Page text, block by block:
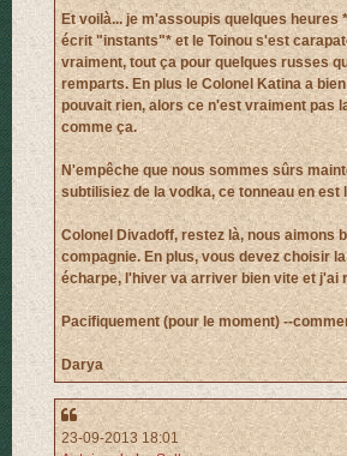
Et voilà... je m'assoupis quelques
écrit "instants"* et le Toinou s'est
vraiment, tout ça pour quelques russes
remparts. En plus le Colonel Katina a
pouvait rien, alors ce n'est vraiment pas
comme ça.
N'empêche que nous sommes sûrs
subtilisiez de la vodka, ce tonneau en est
Colonel Divadoff, restez là, nous aimons
compagnie. En plus, vous devez choisir
écharpe, l'hiver va arriver bien vite et j'ai
Pacifiquement (pour le moment) --
Darya
23-09-2013 18:01